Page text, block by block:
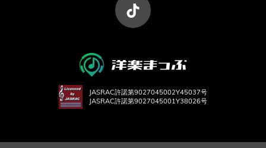
JASRAC許諾第9027045002Y45037号
JASRAC許諾第9027045001Y38026号